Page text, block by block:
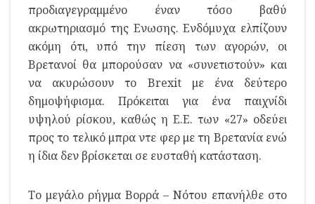
προδιαγεγραμμένο έναν τόσο βαθύ
ακρωτηριασμό της Ενωσης. Ενδόμυχα ελπίζουν
ακόμη ότι, υπό την πίεση των αγορών, οι
Βρετανοί θα μπορούσαν να «συνετιστούν» και
να ακυρώσουν το Brexit με ένα δεύτερο
δημοψήφισμα. Πρόκειται για ένα παιχνίδι
υψηλού ρίσκου, καθώς η Ε.Ε. των «27» οδεύει
προς το τελικό μπρα ντε φερ με τη Βρετανία ενώ
η ίδια δεν βρίσκεται σε ευσταθή κατάσταση.
Το μεγάλο ρήγμα Βορρά – Νότου επανήλθε στο